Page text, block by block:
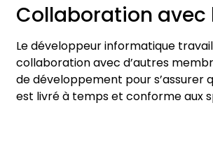
Collaboration avec
Le développeur informatique
collaboration avec d’autres
de développement pour s’assurer
est livré à temps et conforme aux